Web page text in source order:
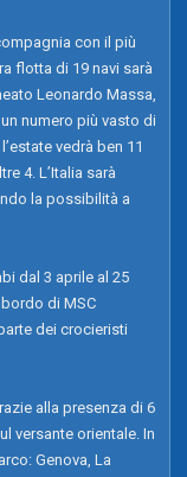
con il più
flotta di 19 navi sarà
Leonardo Massa,
numero più vasto di
vedrà ben 11
4. L’Italia sarà
la possibilità a
dal 3 aprile al 25
di MSC
dei crocieristi
alla presenza di 6
versante orientale. In
Genova, La